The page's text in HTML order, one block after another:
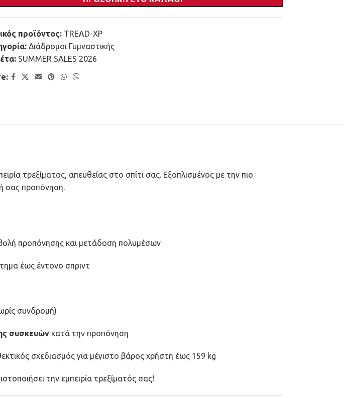
προϊόντος: TREAD-XP
Διάδρομοι Γυμναστικής
SUMMER SALES 2026
τρεξίματος, απευθείας στο σπίτι σας. Εξοπλισμένος με την πιο
σας προπόνηση.
προπόνησης και μετάδοση πολυμέσων
έως έντονο σπριντ
συνδρομή)
συσκευών κατά την προπόνηση
σχεδιασμός για μέγιστο βάρος χρήστη έως 159 kg
την εμπειρία τρεξίματός σας!